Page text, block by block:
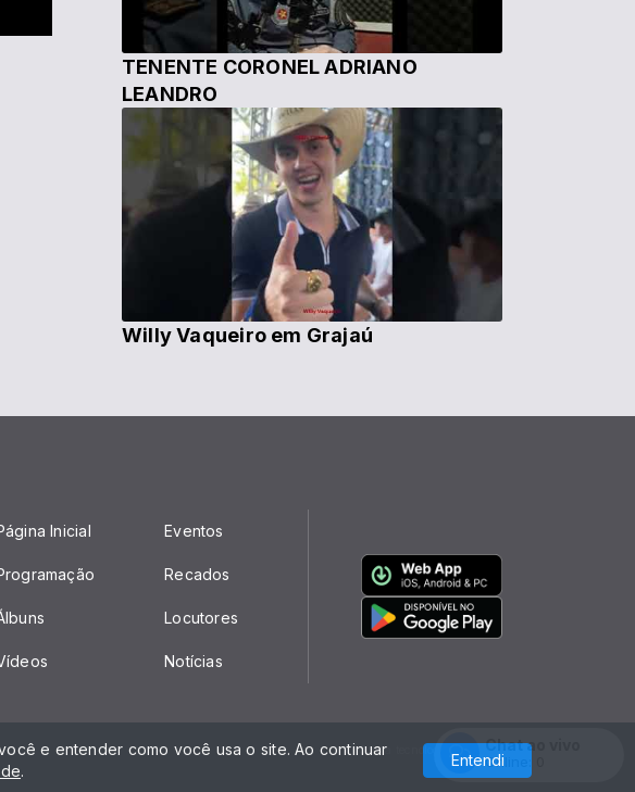
TENENTE CORONEL ADRIANO
LEANDRO
Willy Vaqueiro em Grajaú
Inicial Eventos
Recados
Locutores
Notícias
Com a tecnologia
e entender como você usa o site. Ao continuar
.
Entendi
Chat ao vivo
Online: